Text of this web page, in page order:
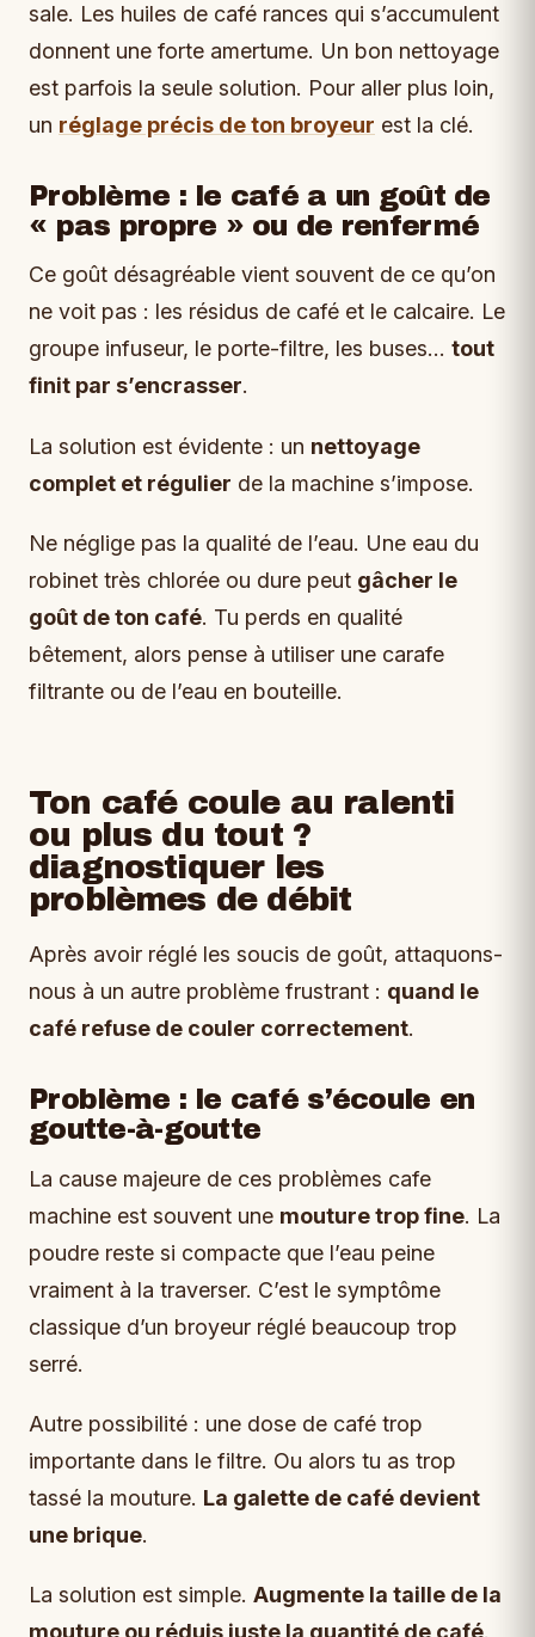
sale. Les huiles de café rances qui s’accumulent
donnent une forte amertume. Un bon nettoyage
est parfois la seule solution. Pour aller plus loin,
un réglage précis de ton broyeur est la clé.
Problème : le café a un goût de
« pas propre » ou de renfermé
Ce goût désagréable vient souvent de ce qu’on
ne voit pas : les résidus de café et le calcaire. Le
groupe infuseur, le porte-filtre, les buses… tout
finit par s’encrasser.
La solution est évidente : un nettoyage
complet et régulier de la machine s’impose.
Ne néglige pas la qualité de l’eau. Une eau du
robinet très chlorée ou dure peut gâcher le
goût de ton café. Tu perds en qualité
bêtement, alors pense à utiliser une carafe
filtrante ou de l’eau en bouteille.
Ton café coule au ralenti
ou plus du tout ?
diagnostiquer les
problèmes de débit
Après avoir réglé les soucis de goût, attaquons-
nous à un autre problème frustrant : quand le
café refuse de couler correctement.
Problème : le café s’écoule en
goutte-à-goutte
La cause majeure de ces problèmes cafe
machine est souvent une mouture trop fine. La
poudre reste si compacte que l’eau peine
vraiment à la traverser. C’est le symptôme
classique d’un broyeur réglé beaucoup trop
serré.
Autre possibilité : une dose de café trop
importante dans le filtre. Ou alors tu as trop
tassé la mouture. La galette de café devient
une brique.
La solution est simple. Augmente la taille de la
mouture ou réduis juste la quantité de café.